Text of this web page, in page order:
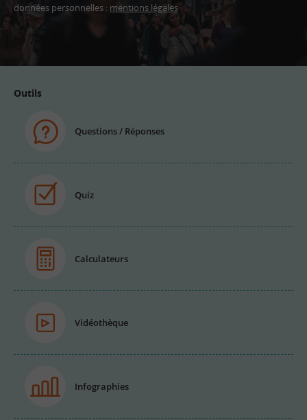
données personnelles : mentions légales
Outils
Questions / Réponses
Quiz
Calculateurs
Vidéothèque
Infographies